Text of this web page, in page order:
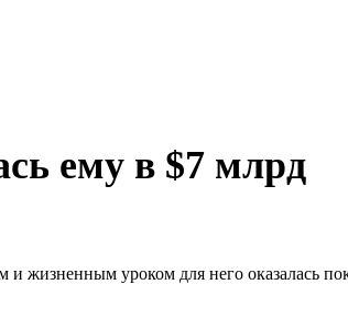
ему в $7 млрд
жизненным уроком для него оказалась